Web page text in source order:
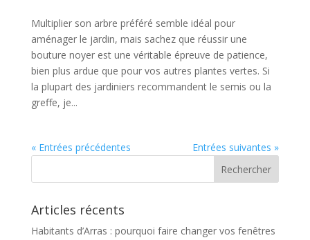
Multiplier son arbre préféré semble idéal pour
aménager le jardin, mais sachez que réussir une
bouture noyer est une véritable épreuve de patience,
bien plus ardue que pour vos autres plantes vertes. Si
la plupart des jardiniers recommandent le semis ou la
greffe, je...
« Entrées précédentes Entrées suivantes »
Articles récents
Habitants d’Arras : pourquoi faire changer vos fenêtres